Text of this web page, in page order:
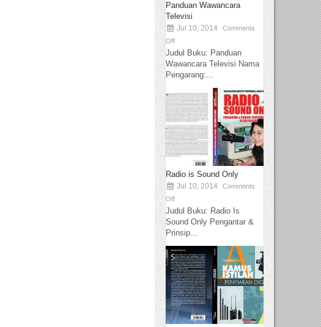
Panduan Wawancara
Televisi
Jul 10, 2014
Comments
Off
Judul Buku: Panduan
Wawancara Televisi Nama
Pengarang:...
Radio is Sound Only
Jul 10, 2014
Comments
Off
Judul Buku: Radio Is
Sound Only Pengantar &
Prinsip...